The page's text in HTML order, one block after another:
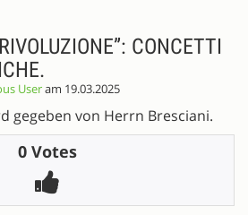
CONCETTI
Useram 19.03.2025
gegeben von Herrn Bresciani.
0 Votes